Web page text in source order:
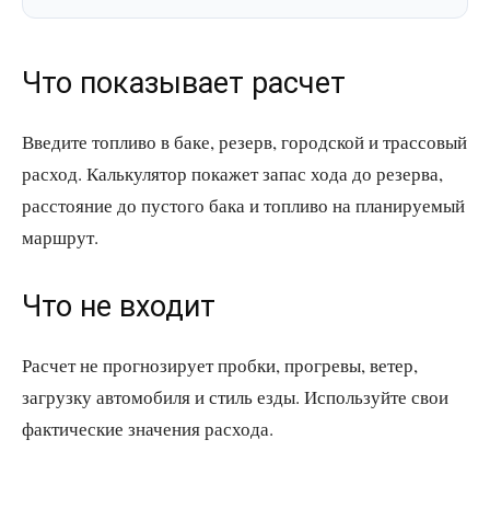
Что показывает расчет
Введите топливо в баке, резерв, городской и трассовый
расход. Калькулятор покажет запас хода до резерва,
расстояние до пустого бака и топливо на планируемый
маршрут.
Что не входит
Расчет не прогнозирует пробки, прогревы, ветер,
загрузку автомобиля и стиль езды. Используйте свои
фактические значения расхода.